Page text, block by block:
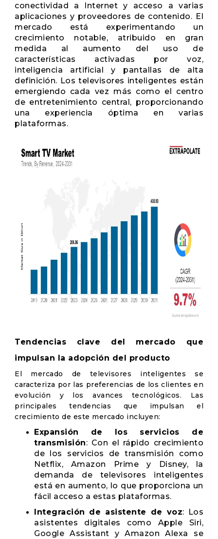
conectividad a Internet y acceso a varias
aplicaciones y proveedores de contenido. El
mercado está experimentando un
crecimiento notable, atribuido en gran
medida al aumento del uso de
características activadas por voz,
inteligencia artificial y pantallas de alta
definición. Los televisores inteligentes están
emergiendo cada vez más como el centro
de entretenimiento central, proporcionando
una experiencia óptima en varias
plataformas.
Tendencias clave del mercado que
impulsan la adopción del producto
El mercado de televisores inteligentes se
caracteriza por las preferencias de los clientes en
evolución y los avances tecnológicos. Las
principales tendencias que impulsan el
crecimiento de este mercado incluyen:
Expansión de los servicios de
transmisión: Con el rápido crecimiento
de los servicios de transmisión como
Netflix, Amazon Prime y Disney, la
demanda de televisores inteligentes
está en aumento, lo que proporciona un
fácil acceso a estas plataformas.
Integración de asistente de voz: Los
asistentes digitales como Apple Siri,
Google Assistant y Amazon Alexa se